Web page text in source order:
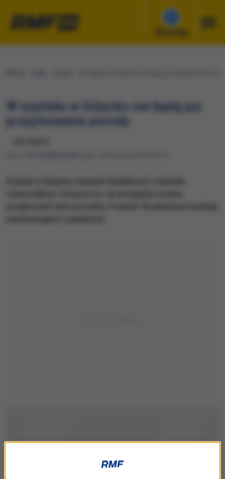
Słuchaj
W szpitalu w Giżycku nie będą już
przyjmowane porody